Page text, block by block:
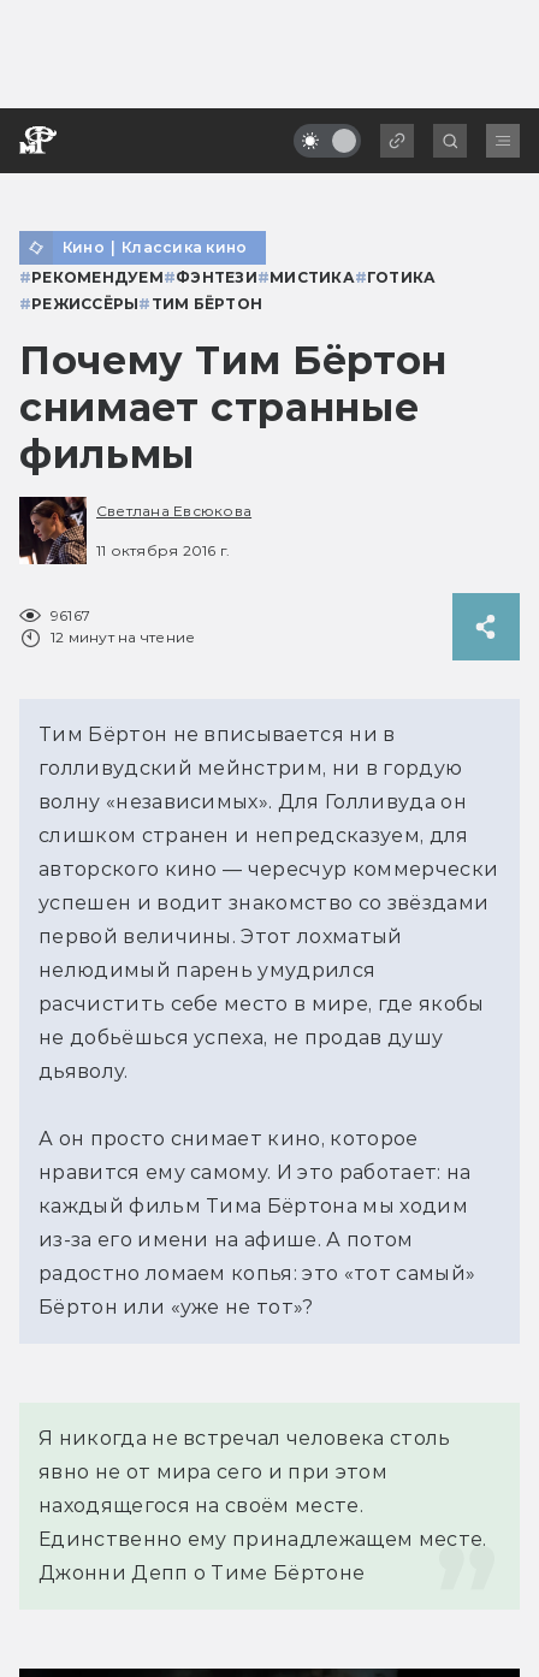
Кино | Классика кино
#РЕКОМЕНДУЕМ#ФЭНТЕЗИ#МИСТИКА#ГОТИКА
#РЕЖИССЁРЫ# ТИМ БЁРТОН
Почему Тим Бёртон
снимает странные
фильмы
Светлана Евсюкова
11 октября 2016 г.
96167
12 минут на чтение
Тим Бёртон не вписывается ни в
голливудский мейнстрим, ни в гордую
волну «независимых». Для Голливуда он
слишком странен и непредсказуем, для
авторского кино — чересчур коммерчески
успешен и водит знакомство со звёздами
первой величины. Этот лохматый
нелюдимый парень умудрился
расчистить себе место в мире, где якобы
не добьёшься успеха, не продав душу
дьяволу.
А он просто снимает кино, которое
нравится ему самому. И это работает: на
каждый фильм Тима Бёртона мы ходим
из-за его имени на афише. А потом
радостно ломаем копья: это «тот самый»
Бёртон или «уже не тот»?
Я никогда не встречал человека столь
явно не от мира сего и при этом
находящегося на своём месте.
Единственно ему принадлежащем месте.
Джонни Депп о Тиме Бёртоне